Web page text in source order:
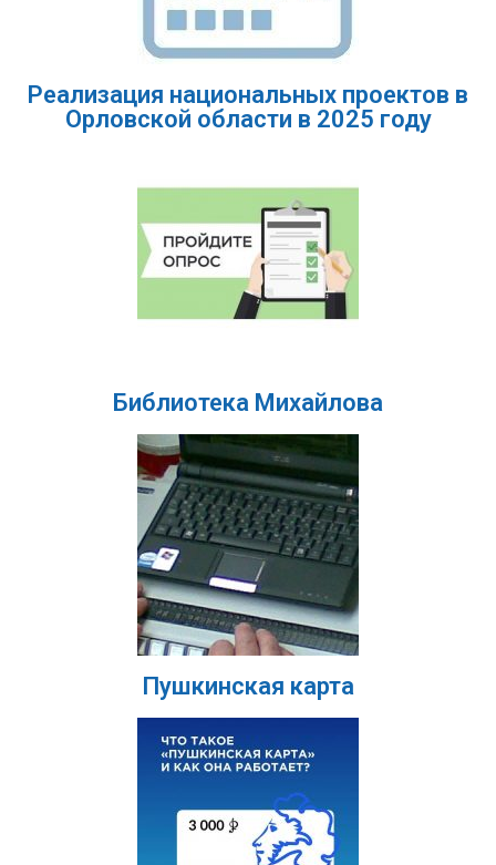
Реализация национальных проектов в
Орловской области в 2025 году
Библиотека Михайлова
Пушкинская карта